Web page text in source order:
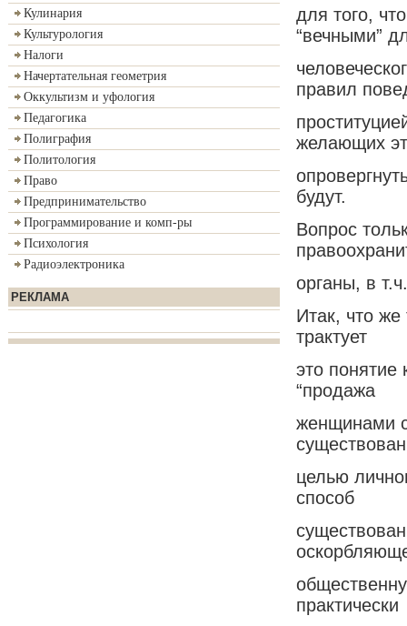
Кулинария
Культурология
Налоги
Начертательная геометрия
Оккультизм и уфология
Педагогика
Полиграфия
Политология
Право
Предпринимательство
Программирование и комп-ры
Психология
Радиоэлектроника
РЕКЛАМА
для того,
“вечными”
правил
желающих
будут.
Вопрос
органы, в
Итак, что же
трактует
это понятие
“продажа
женщинами
целью
способ
практически